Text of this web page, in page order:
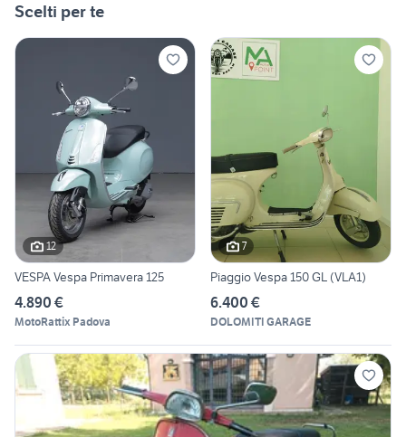
Scelti per te
12
VESPA Vespa Primavera 125
4.890 €
MotoRattix Padova
7
Piaggio Vespa 150 GL (VLA1)
6.400 €
DOLOMITI GARAGE